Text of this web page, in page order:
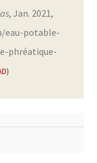
, Jan. 2021,
eau-potable-
phréatique-